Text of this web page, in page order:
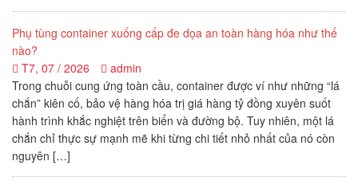
Phụ tùng container xuống cấp đe dọa an toàn hàng hóa như thế
nào?
T7, 07 / 2026
admin
Trong chuỗi cung ứng toàn cầu, container được ví như những “lá
chắn” kiên cố, bảo vệ hàng hóa trị giá hàng tỷ đồng xuyên suốt
hành trình khắc nghiệt trên biển và đường bộ. Tuy nhiên, một lá
chắn chỉ thực sự mạnh mẽ khi từng chi tiết nhỏ nhất của nó còn
nguyên […]